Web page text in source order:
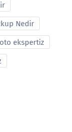
Nedir
ekspertiz